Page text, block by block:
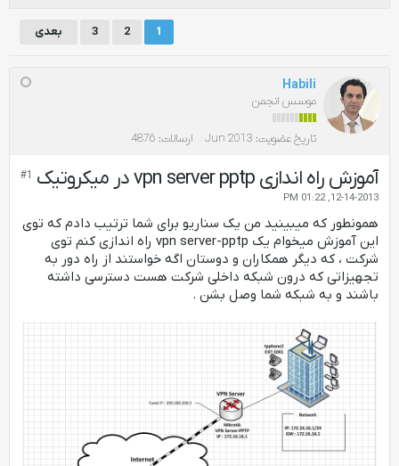
1
2
3 بعدی
Habili
موسس انجمن
تاریخ عضویت: Jun 2013 ارسالات: 4876
#1 آموزش راه اندازی vpn server pptp در میکروتیک
12-14-2013, 01:22 PM
همونطور که میبینید من یک سناریو برای شما ترتیب دادم که توی
این آموزش میخوام یک vpn server-pptp راه اندازی کنم توی
شرکت ، که دیگر همکاران و دوستان اگه خواستند از راه دور به
تجهیزاتی که درون شبکه داخلی شرکت هست دسترسی داشته
باشند و به شبکه شما وصل بشن .